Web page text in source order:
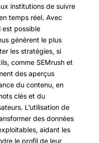
institutions de suivre
temps réel. Avec
est possible
génèrent le plus
les stratégies, si
comme SEMrush et
des aperçus
du contenu, en
clés et du
L’utilisation de
des données
aidant les
le profil de leur